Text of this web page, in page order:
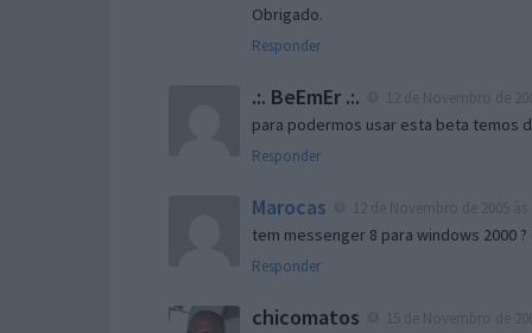
Obrigado.
Responder
.:. BeEmEr .:.
para podermos usar esta beta temos
Responder
Marocas
tem messenger 8 para windows 2000
Responder
chicomatos